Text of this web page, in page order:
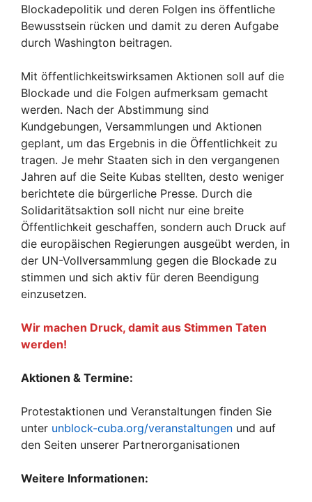
Blockadepolitik und deren Folgen ins öffentliche
Bewusstsein rücken und damit zu deren Aufgabe
durch Washington beitragen.
Mit öffentlichkeitswirksamen Aktionen soll auf die
Blockade und die Folgen aufmerksam gemacht
werden. Nach der Abstimmung sind
Kundgebungen, Versammlungen und Aktionen
geplant, um das Ergebnis in die Öffentlichkeit zu
tragen. Je mehr Staaten sich in den vergangenen
Jahren auf die Seite Kubas stellten, desto weniger
berichtete die bürgerliche Presse. Durch die
Solidaritätsaktion soll nicht nur eine breite
Öffentlichkeit geschaffen, sondern auch Druck auf
die europäischen Regierungen ausgeübt werden, in
der UN-Vollversammlung gegen die Blockade zu
stimmen und sich aktiv für deren Beendigung
einzusetzen.
Wir machen Druck, damit aus Stimmen Taten
werden!
Aktionen & Termine:
Protestaktionen und Veranstaltungen finden Sie
unter unblock-cuba.org/veranstaltungen und auf
den Seiten unserer Partnerorganisationen
Weitere Informationen: